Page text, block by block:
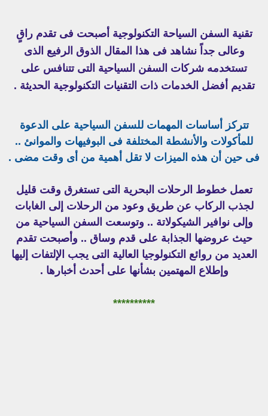
تقنية السفن السياحة التكنولوجية أصبحت فى تقدم راقٍ
وعالى جداً نشاهد فى هذا المقال الذوق الرفيع الذى
تستخدمه شركات السفن السياحية التى تتنافس على
تقديم أفضل الخدمات ذات التقنيات التكنولوجية الحديثة .
تتركز أساسات المهمات للسفن السياحية على الدعوة
للمأكولات والأنشطة المختلفة فى البوفيهات والموانئ ..
فى حين أن هذه الميزات لا تقل أهمية من أى وقت مضى .
تعمل خطوط الرحلات البحرية التى تستغرق وقت قليل
لجذب الركاب عن طريق وعود من الرحلات إلى الغابات
وإلى نوافير الشيكولاتة .. وتوسعت السفن السياحية من
حيث عروضها الجذابة على قدم وساق .. وأصبحت تقدم
العديد من روائع التكنولوجيا العالية التى يجب الإلتفات إليها
وإطلاع المهتمين بشأنها على أحدث أخبارها .
**********